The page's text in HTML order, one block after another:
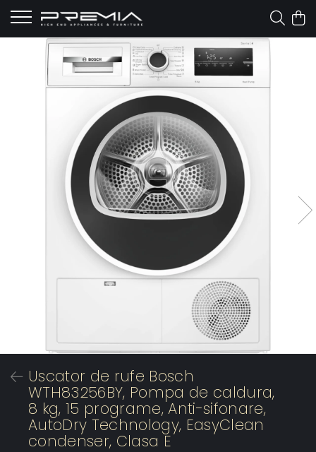
Uscator de rufe Bosch
WTH83256BY, Pompa de caldura,
8 kg, 15 programe, Anti-sifonare,
AutoDry Technology, EasyClean
condenser, Clasa E